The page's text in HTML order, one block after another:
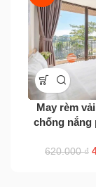
May rèm
chống nắng
620.000₫